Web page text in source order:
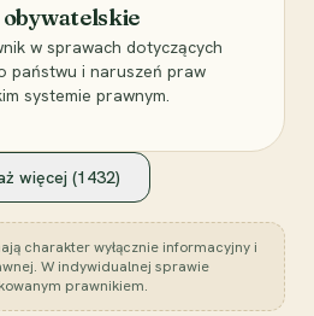
w sprawach dotyczących
państwu i naruszeń praw
systemie prawnym.
więcej (1432)
charakter wyłącznie informacyjny i
W indywidualnej sprawie
prawnikiem.